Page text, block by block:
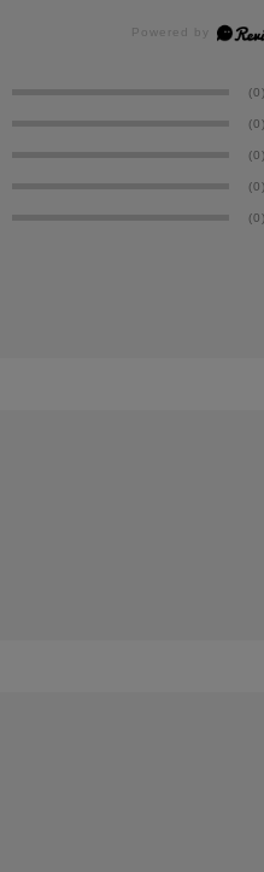
(0)
(0)
(0)
(0)
(0)